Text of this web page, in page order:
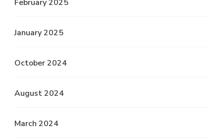
February 2025
January 2025
October 2024
August 2024
March 2024